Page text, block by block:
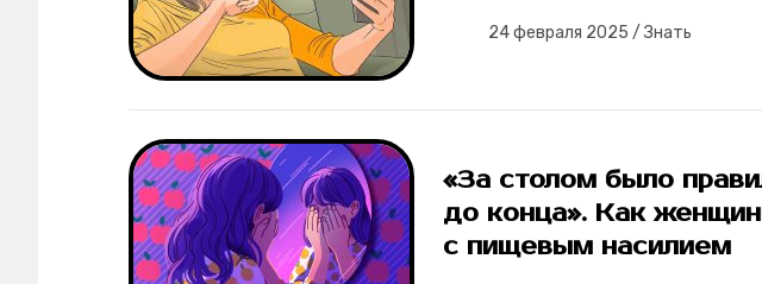
24 февраля 2025 / Знать
«За столом было
до конца». Как
с пищевым насилием